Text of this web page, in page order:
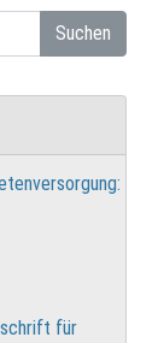
Suchen
für